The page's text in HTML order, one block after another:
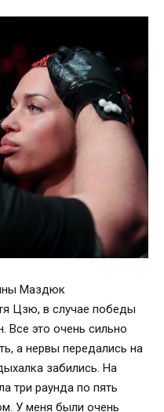
Маздюк
Цзю, в случае победы
Все это очень сильно
а нервы передались на
забились. На
три раунда по пять
У меня были очень